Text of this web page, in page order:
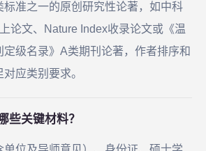
标准之一的原创研究性论著，如中科
论文、Nature Index收录论文或《温
定级名录》A类期刊论著，作者排序和
应类别要求。
些关键材料？